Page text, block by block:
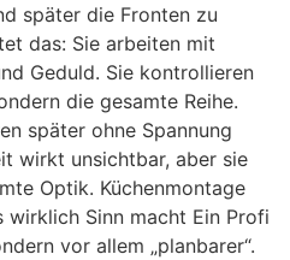
später die Fronten zu
das: Sie arbeiten mit
Geduld. Sie kontrollieren
die gesamte Reihe.
später ohne Spannung
wirkt unsichtbar, aber sie
Optik. Küchenmontage
Sinn macht Ein Profi
vor allem „planbarer“.